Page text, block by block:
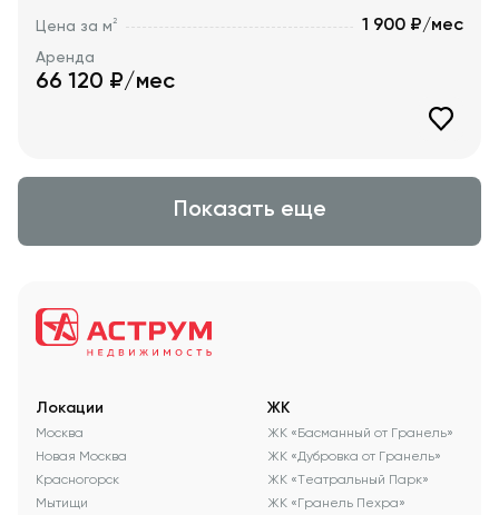
Цена за м2 1 900 ₽/мес
Аренда
66 120 ₽/мес
Показать еще
Локации
Москва
Новая Москва
Красногорск
Мытищи
ЖК
ЖК «Басманный от Гранель»
ЖК «Дубровка от Гранель»
ЖК «Театральный Парк»
ЖК «Гранель Пехра»